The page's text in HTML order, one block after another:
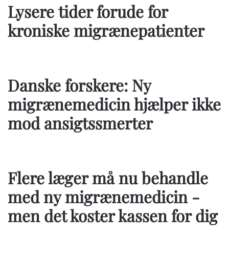
Lysere tider forude for
kroniske migrænepatienter
Danske forskere: Ny
migrænemedicin hjælper ikke
mod ansigtssmerter
Flere læger må nu behandle
med ny migrænemedicin -
men det koster kassen for dig